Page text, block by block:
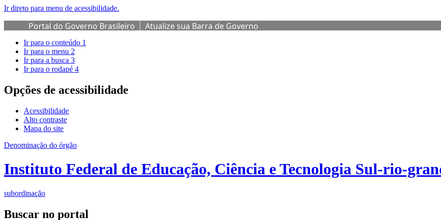
Ir direto para menu de acessibilidade.
Portal do Governo Brasileiro Atualize sua Barra de Governo
Ir para o conteúdo 1
Ir para o menu 2
Ir para a busca 3
Ir para o rodapé 4
Opções de acessibilidade
Acessibilidade
Alto contraste
Mapa do site
Denominação do órgão
Instituto Federal de Educação, Ciência e Tecnologia Sul-rio-
subordinação
Buscar no portal